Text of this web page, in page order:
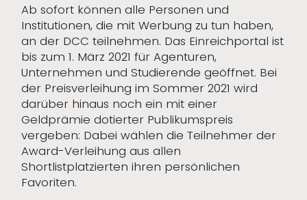
Ab sofort können alle Personen und
Institutionen, die mit Werbung zu tun haben,
an der DCC teilnehmen. Das Einreichportal ist
bis zum 1. März 2021 für Agenturen,
Unternehmen und Studierende geöffnet. Bei
der Preisverleihung im Sommer 2021 wird
darüber hinaus noch ein mit einer
Geldprämie dotierter Publikumspreis
vergeben: Dabei wählen die Teilnehmer der
Award-Verleihung aus allen
Shortlistplatzierten ihren persönlichen
Favoriten.